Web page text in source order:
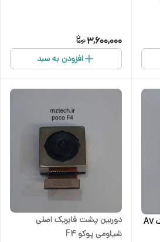
3,600,000
افزودن به سبد
دوربین پشت اصلی سامسونگ A7
دوربین پشت فابریک اصلی
شیاومی پوکو F4